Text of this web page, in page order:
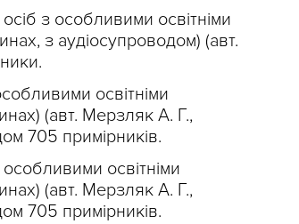
з особливими освітніми
з аудіосупроводом) (авт.
освітніми
(авт. Мерзляк А. Г.,
705 примірників.
особливими освітніми
(авт. Мерзляк А. Г.,
705 примірників.